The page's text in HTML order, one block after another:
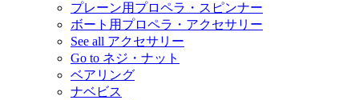
プレーン用プロペラ・スピンナー
ボート用プロペラ・アクセサリー
See all アクセサリー
Go to ネジ・ナット
ベアリング
ナベビス